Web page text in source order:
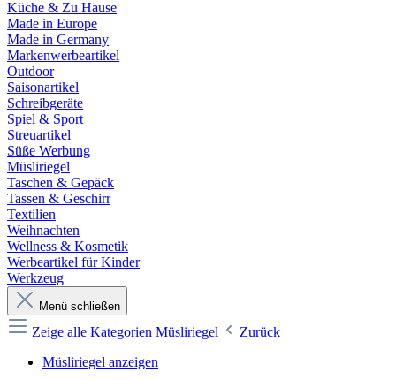
Küche & Zu Hause
Made in Europe
Made in Germany
Markenwerbeartikel
Outdoor
Saisonartikel
Schreibgeräte
Spiel & Sport
Streuartikel
Süße Werbung
Müsliriegel
Taschen & Gepäck
Tassen & Geschirr
Textilien
Weihnachten
Wellness & Kosmetik
Werbeartikel für Kinder
Werkzeug
Menü schließen
Zeige alle Kategorien Müsliriegel
Zurück
Müsliriegel anzeigen